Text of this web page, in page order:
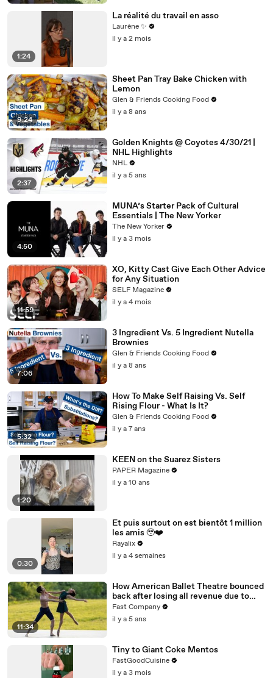
1:24
La réalité du travail en asso
Laurène ✨
il y a 2 mois
9:24
Sheet Pan Tray Bake Chicken with
Lemon
Glen & Friends Cooking Food
il y a 8 ans
2:37
Golden Knights @ Coyotes 4/30/21 |
NHL Highlights
NHL
il y a 5 ans
4:50
MUNA’s Starter Pack of Cultural
Essentials | The New Yorker
The New Yorker
il y a 3 mois
11:59
XO, Kitty Cast Give Each Other Advice
for Any Situation
SELF Magazine
il y a 4 mois
7:06
3 Ingredient Vs. 5 Ingredient Nutella
Brownies
Glen & Friends Cooking Food
il y a 8 ans
5:32
How To Make Self Raising Vs. Self
Rising Flour - What Is It?
Glen & Friends Cooking Food
il y a 7 ans
1:20
KEEN on the Suarez Sisters
PAPER Magazine
il y a 10 ans
0:30
Et puis surtout on est bientôt 1 million
les amis 🥹❤️‍
Rayalix
il y a 4 semaines
11:34
How American Ballet Theatre bounced
back after losing all revenue due to
COVID
Fast Company
il y a 5 ans
Tiny to Giant Coke Mentos
FastGoodCuisine
il y a 3 mois